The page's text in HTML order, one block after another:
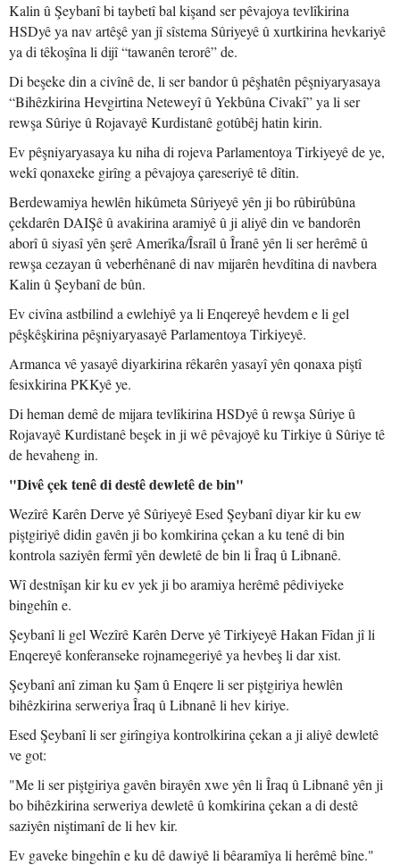
Kalin û Şeybanî bi taybetî bal kişand ser pêvajoya tevlîkirina
HSDyê ya nav artêşê yan jî sîstema Sûriyeyê û xurtkirina hevkariyê
ya di têkoşîna li dijî “tawanên terorê” de.
Di beşeke din a civînê de, li ser bandor û pêşhatên pêşniyaryasaya
“Bihêzkirina Hevgirtina Neteweyî û Yekbûna Civakî” ya li ser
rewşa Sûriye û Rojavayê Kurdistanê gotûbêj hatin kirin.
Ev pêşniyaryasaya ku niha di rojeva Parlamentoya Tirkiyeyê de ye,
wekî qonaxeke girîng a pêvajoya çareseriyê tê dîtin.
Berdewamiya hewlên hikûmeta Sûriyeyê yên ji bo rûbirûbûna
çekdarên DAIŞê û avakirina aramiyê û ji aliyê din ve bandorên
aborî û siyasî yên şerê Amerîka/Îsraîl û Îranê yên li ser herêmê û
rewşa cezayan û veberhênanê di nav mijarên hevdîtina di navbera
Kalin û Şeybanî de bûn.
Ev civîna astbilind a ewlehiyê ya li Enqereyê hevdem e li gel
pêşkêşkirina pêşniyaryasayê Parlamentoya Tirkiyeyê.
Armanca vê yasayê diyarkirina rêkarên yasayî yên qonaxa piştî
fesixkirina PKKyê ye.
Di heman demê de mijara tevlîkirina HSDyê û rewşa Sûriye û
Rojavayê Kurdistanê beşek in ji wê pêvajoyê ku Tirkiye û Sûriye tê
de hevaheng in.
"Divê çek tenê di destê dewletê de bin"
Wezîrê Karên Derve yê Sûriyeyê Esed Şeybanî diyar kir ku ew
piştgiriyê didin gavên ji bo komkirina çekan a ku tenê di bin
kontrola saziyên fermî yên dewletê de bin li Îraq û Libnanê.
Wî destnîşan kir ku ev yek ji bo aramiya herêmê pêdiviyeke
bingehîn e.
Şeybanî li gel Wezîrê Karên Derve yê Tirkiyeyê Hakan Fîdan jî li
Enqereyê konferanseke rojnamegeriyê ya hevbeş li dar xist.
Şeybanî anî ziman ku Şam û Enqere li ser piştgiriya hewlên
bihêzkirina serweriya Îraq û Libnanê li hev kiriye.
Esed Şeybanî li ser girîngiya kontrolkirina çekan a ji aliyê dewletê
ve got:
"Me li ser piştgiriya gavên birayên xwe yên li Îraq û Libnanê yên ji
bo bihêzkirina serweriya dewletê û komkirina çekan a di destê
saziyên niştimanî de li hev kir.
Ev gaveke bingehîn e ku dê dawiyê li bêaramîya li herêmê bîne."